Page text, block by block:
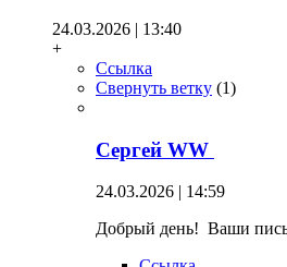
24.03.2026 | 13:40
+
Ссылка
Свернуть ветку (1)
Сергей WW
24.03.2026 | 14:59
Добрый день! Ваши